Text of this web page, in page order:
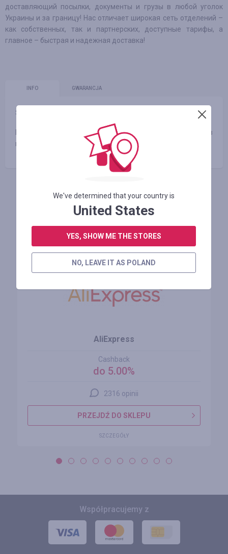
доставляющий посылки, документы и грузы в любой уголок
Украины и за границу! Нас отличает широкая сеть отделений –
как собственных, так и партнерских, доступные тарифы, а
главное – быстрая и надежная доставка!
INFO GWARANCJA
Średni czas oczekiwania na Cashback:
Мы расположены рядом с твоим домом и работой в
популярных сетях заправок, супермаркетов
ZALOGUJ SIĘ, ŻEBY ZOSTAWIĆ OPINIĘ
Podobne sklepy
AliExpress
Cashback
do 5.00%
2316 opinii
PRZEJDŹ DO SKLEPU
SZCZEGÓŁY
Współpracujemy z
We've determined that your country is
United States
YES, SHOW ME THE STORES
NO, LEAVE IT AS POLAND